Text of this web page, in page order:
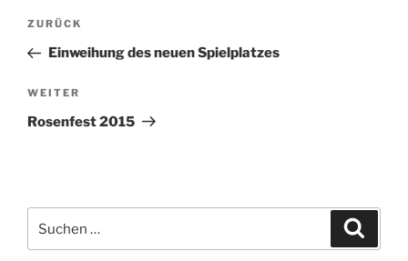
Beitragsnavigation
Vorheriger
Beitrag
ZURÜCK
Einweihung des neuen Spielplatzes
Nächster
Beitrag
WEITER
Rosenfest 2015
nach: